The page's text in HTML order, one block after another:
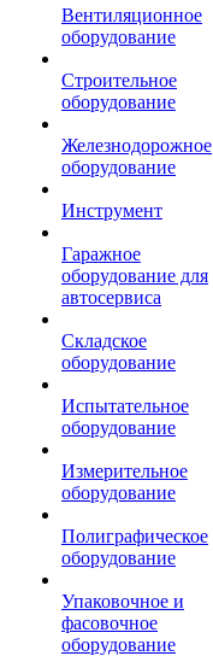
Вентиляционное
оборудование
Строительное
оборудование
Железнодорожное
оборудование
Инструмент
Гаражное
оборудование для
автосервиса
Складское
оборудование
Испытательное
оборудование
Измерительное
оборудование
Полиграфическое
оборудование
Упаковочное и
фасовочное
оборудование